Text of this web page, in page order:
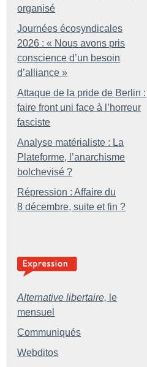
organisé
Journées écosyndicales
2026 : « Nous avons pris
conscience d’un besoin
d’alliance »
Attaque de la pride de Berlin :
faire front uni face à l’horreur
fasciste
Analyse matérialiste : La
Plateforme, l’anarchisme
bolchevisé ?
Répression : Affaire du
8 décembre, suite et fin ?
Alternative libertaire, le
mensuel
Communiqués
Webditos